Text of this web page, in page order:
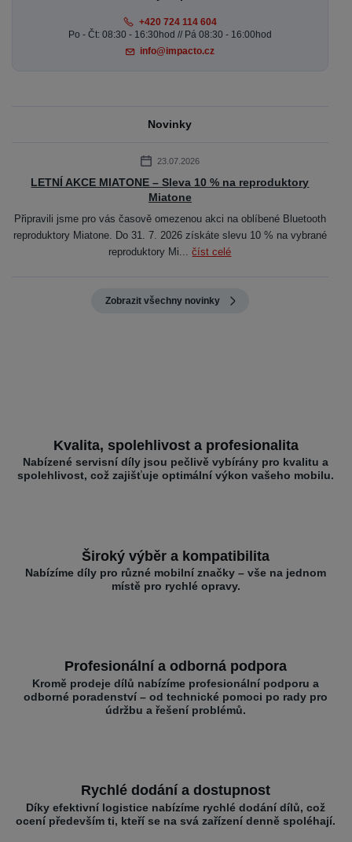
+420 724 114 604
Po - Čt: 08:30 - 16:30hod // Pá 08:30 - 16:00hod
info@impacto.cz
Novinky
23.07.2026
LETNÍ AKCE MIATONE – Sleva 10 % na reproduktory
Miatone
Připravili jsme pro vás časově omezenou akci na oblíbené Bluetooth
reproduktory Miatone. Do 31. 7. 2026 získáte slevu 10 % na vybrané
reproduktory Mi...číst celé
Zobrazit všechny novinky
Kvalita, spolehlivost a profesionalita
Nabízené servisní díly jsou pečlivě vybírány pro kvalitu a
spolehlivost, což zajišťuje optimální výkon vašeho mobilu.
Široký výběr a kompatibilita
Nabízíme díly pro různé mobilní značky – vše na jednom
místě pro rychlé opravy.
Profesionální a odborná podpora
Kromě prodeje dílů nabízíme profesionální podporu a
odborné poradenství – od technické pomoci po rady pro
údržbu a řešení problémů.
Rychlé dodání a dostupnost
Díky efektivní logistice nabízíme rychlé dodání dílů, což
ocení především ti, kteří se na svá zařízení denně spoléhají.